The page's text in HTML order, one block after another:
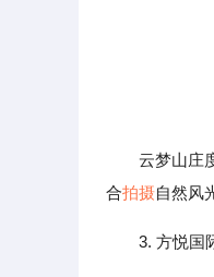
云梦山庄
合拍摄自然风
3. 方悦国